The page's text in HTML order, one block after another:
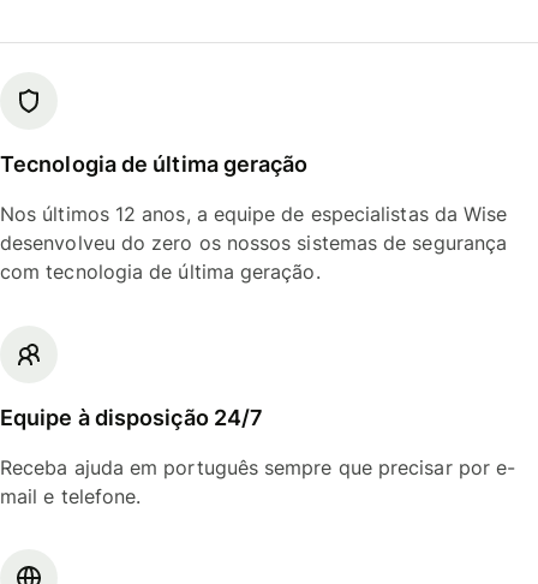
Tecnologia de última geração
Nos últimos 12 anos, a equipe de especialistas da Wise
desenvolveu do zero os nossos sistemas de segurança
com tecnologia de última geração.
Equipe à disposição 24/7
Receba ajuda em português sempre que precisar por e-
mail e telefone.